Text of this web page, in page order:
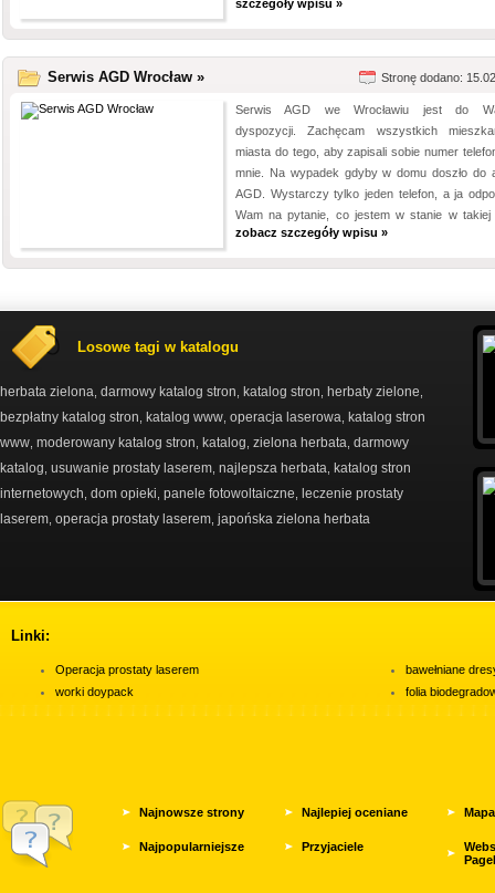
szczegóły wpisu »
Serwis AGD Wrocław » Stronę dodano:
Serwis AGD we Wrocławiu jest do
dyspozycji. Zachęcam wszystkich
miasta do tego, aby zapisali sobie numer
mnie. Na wypadek gdyby w domu doszło do
AGD. Wystarczy tylko jeden telefon, a ja
Wam na pytanie, co jestem w stanie w takiej
zobacz szczegóły wpisu »
Losowe tagi w katalogu
herbata zielona darmowy katalog stron katalog stron herbaty zielone
bezpłatny katalog stron katalog www operacja laserowa katalog stron
www moderowany katalog stron katalog zielona herbata darmowy
katalog usuwanie prostaty laserem najlepsza herbata katalog stron
internetowych dom opieki panele fotowoltaiczne
leczenie prostaty
laserem operacja prostaty laserem japońska zielona herbata
Linki:
Operacja prostaty laserem
worki doypack
bawełniane
folia
Najnowsze strony Najlepiej oceniane
Najpopularniejsze Przyjaciele